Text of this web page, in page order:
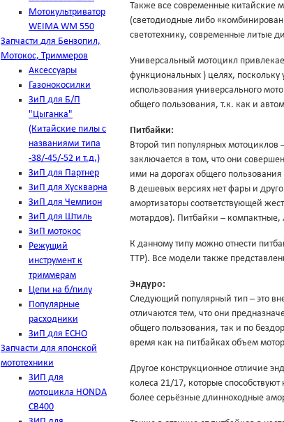
Мотокультриватор
WEIMA WM 550
Запчасти для Бензопил,
Мотокос, Триммеров
Аксессуары
Газонокосилки
ЗиП для Б/П
"Цыганка"
(Китайские пилы с
названиями типа
-38/-45/-52 и т.д.)
ЗиП для Партнер
ЗиП для Хускварна
ЗиП для Чемпион
ЗиП для Штиль
ЗиП мотокос
Режущий
инструмент к
триммерам
Цепи на б/пилу
Популярные
расходники
ЗиП для ЕСНО
Запчасти для японской
мототехники
ЗИП для
мотоцикла HONDA
CB400
Также все современные китайские
(светодиодные либо
светотехнику, современные литые
Универсальный мотоцикл
функциональных ) целях,
использования универсального
общего пользования, т.к. как и
Питбайки:
Второй тип популярных мотоциклов
заключается в том, что они
ими на дорогах общего
В дешевых версиях нет фары и
амортизаторы соответствующей
мотардов). Питбайки –
К данному типу можно отнести
ТТР). Все модели также
Эндуро:
Следующий популярный тип – это
отличаются тем, что они
общего пользования, так и по
время как на питбайках объем
Другое конструкционное отличие
колеса 21/17, которые
более серьёзные длинноходные